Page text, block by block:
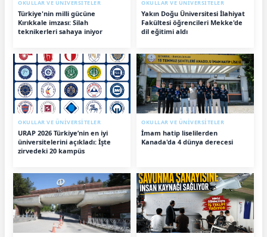
OKULLAR VE ÜNİVERSİTELER
Türkiye'nin milli gücüne
Kırıkkale imzası: Silah
teknikerleri sahaya iniyor
OKULLAR VE ÜNİVERSİTELER
Yakın Doğu Üniversitesi İlahiyat
Fakültesi öğrencileri Mekke'de
dil eğitimi aldı
OKULLAR VE ÜNİVERSİTELER
URAP 2026 Türkiye’nin en iyi
üniversitelerini açıkladı: İşte
zirvedeki 20 kampüs
OKULLAR VE ÜNİVERSİTELER
İmam hatip liselilerden
Kanada'da 4 dünya derecesi